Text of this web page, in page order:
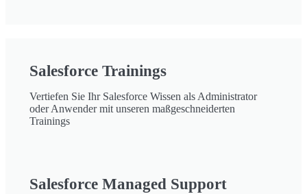
Salesforce Trainings
Vertiefen Sie Ihr Salesforce Wissen als Administrator
oder Anwender mit unseren maßgeschneiderten
Trainings
Salesforce Managed Support